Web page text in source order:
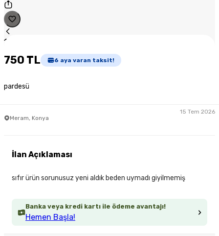
1
750 TL 6 aya varan taksit!
pardesü
Meram, Konya
15 Tem 2026
Banka veya kredi kartı ile ödeme avantajı!
Hemen Başla!
İlan Açıklaması
sıfır ürün sorunusuz yeni aldık beden uymadı giyilmemiş